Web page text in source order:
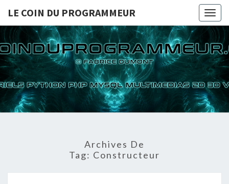
LE COIN DU PROGRAMMEUR
LE
TUTORIELS
PYTHON PHP
MYSQL
MULTIMEDIAS
2D 3D VIDEOS
Archives De
Tag: Constructeur